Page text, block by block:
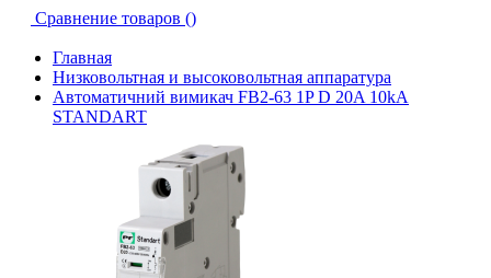
Сравнение товаров ()
Главная
Низковольтная и высоковольтная аппаратура
Автоматичний вимикач FB2-63 1P D 20A 10kA
STANDART